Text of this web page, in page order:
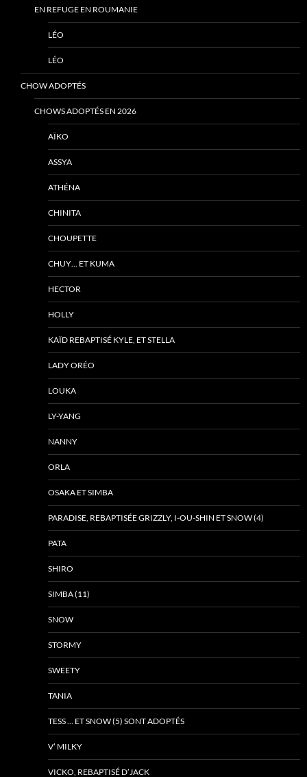
EN REFUGE EN ROUMANIE
LÉO
LÉO
CHOW ADOPTÉS
CHOWS ADOPTÉS EN 2026
AÏKO
ASSYA
ATHÉNA
CHINITA
CHOUPETTE
CHUY… ET KUMA
HECTOR
HOLLY
KAÏD REBAPTISÉ KYLE, ET STELLA
LADY ORÉO
LOUKA
LY-YANG
NANNY
ORLA
OSAKA ET SIMBA
PARADISE, REBAPTISÉE GRIZZLY, I-OU-SHIN ET SNOW (4)
PATA
SHIRO
SIMBA (11)
SNOW
STORMY
SWEETY
TANIA
TESS … ET SNOW (5) SONT ADOPTÉS
V’ MILKY
VICKO, REBAPTISÉ D’JACK